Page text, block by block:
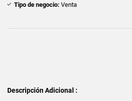
Tipo de negocio: Venta
Descripción Adicional :